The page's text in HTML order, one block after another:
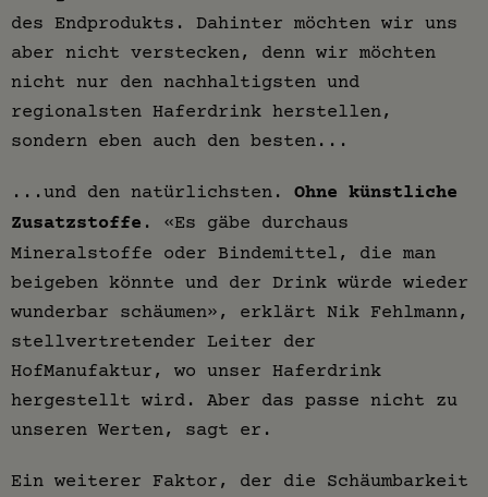
des Endprodukts. Dahinter möchten wir uns
aber nicht verstecken, denn wir möchten
nicht nur den nachhaltigsten und
regionalsten Haferdrink herstellen,
sondern eben auch den besten...
...und den natürlichsten. Ohne künstliche
Zusatzstoffe . «Es gäbe durchaus
Mineralstoffe oder Bindemittel, die man
beigeben könnte und der Drink würde wieder
wunderbar schäumen», erklärt Nik Fehlmann,
stellvertretender Leiter der
HofManufaktur, wo unser Haferdrink
hergestellt wird. Aber das passe nicht zu
unseren Werten, sagt er.
Ein weiterer Faktor, der die Schäumbarkeit